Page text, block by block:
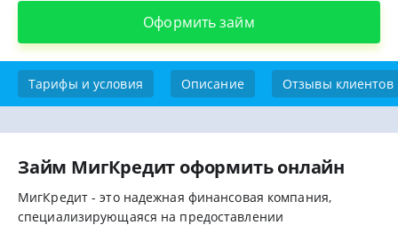
Оформить займ
Тарифы и условия Описание Отзывы клиентов
Займ МигКредит оформить онлайн
МигКредит - это надежная финансовая компания,
специализирующаяся на предоставлении